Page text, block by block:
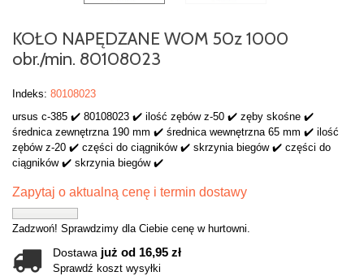
KOŁO NAPĘDZANE WOM 50z 1000
obr./min. 80108023
Indeks: 80108023
ursus c-385 ✔️ 80108023 ✔️ ilość zębów z-50 ✔️ zęby skośne ✔️
średnica zewnętrzna 190 mm ✔️ średnica wewnętrzna 65 mm ✔️ ilość
zębów z-20 ✔️ części do ciągników ✔️ skrzynia biegów ✔️ części do
ciągników ✔️ skrzynia biegów ✔️
Zapytaj o aktualną cenę i termin dostawy
Zadzwoń! Sprawdzimy dla Ciebie cenę w hurtowni.
Dostawa już od 16,95 zł
Sprawdź koszt wysyłki